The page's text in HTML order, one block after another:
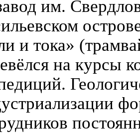
им.
и тока»
на курсы